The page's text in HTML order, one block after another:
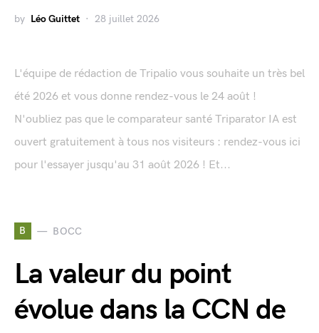
by Léo Guittet 28 juillet 2026
L'équipe de rédaction de Tripalio vous souhaite un très bel
été 2026 et vous donne rendez-vous le 24 août !
N'oubliez pas que le comparateur santé Triparator IA est
ouvert gratuitement à tous nos visiteurs : rendez-vous ici
pour l'essayer jusqu'au 31 août 2026 ! Et...
B BOCC
La valeur du point
évolue dans la CCN de